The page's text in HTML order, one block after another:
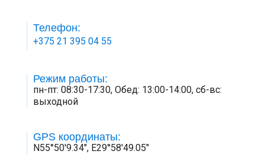
Телефон:
+375 21 395 04 55
Режим работы:
пн-пт: 08:30-17:30, Обед: 13:00-14:00, сб-вс:
выходной
GPS координаты:
N55°50'9.34", E29°58'49.05"